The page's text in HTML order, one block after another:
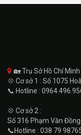
🏡 Trụ Sở Hồ Chí Minh
💠 Cơ sở 1 : Số 1075
📞 Hotline :
💠 Cơ sở 2 :
Số 316 Phạm Văn Đồng
📞Hotline : 038 79